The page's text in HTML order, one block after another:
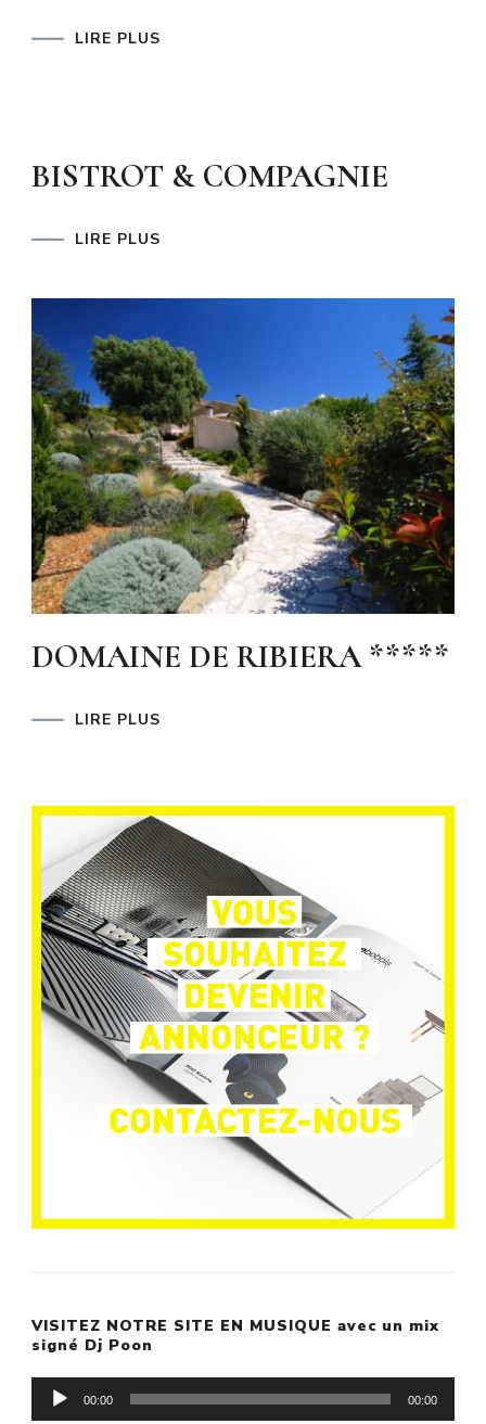
LIRE PLUS
BISTROT & COMPAGNIE
LIRE PLUS
DOMAINE DE RIBIERA *****
LIRE PLUS
VISITEZ NOTRE SITE EN MUSIQUE avec un mix
signé Dj Poon
Lecteur
00:00 00:00